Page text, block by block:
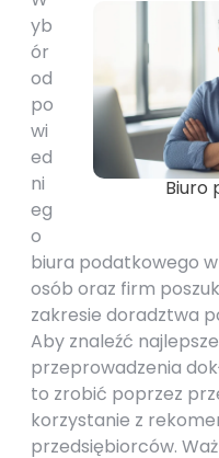
Biuro
yb
ór
od
po
wi
ed
ni
eg
o
biura podatkowego
osób oraz firm
zakresie doradztwa
Aby znaleźć
przeprowadzenia
to zrobić poprzez
korzystanie z
przedsiębiorców.